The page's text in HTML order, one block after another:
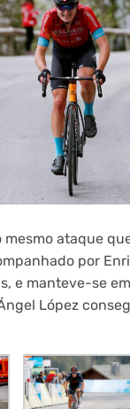
ataque
por
e manteve-se
López